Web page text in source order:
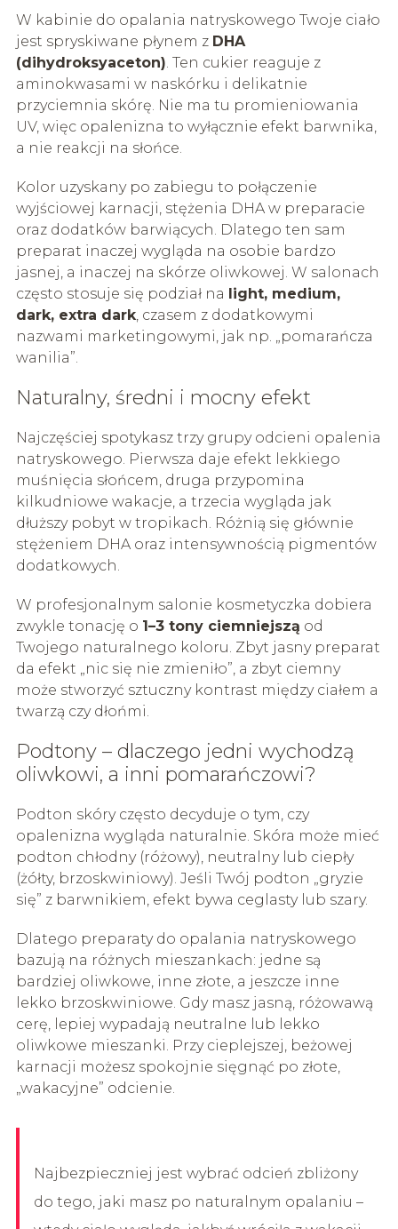
W kabinie do opalania natryskowego Twoje ciało
jest spryskiwane płynem z DHA
(dihydroksyaceton). Ten cukier reaguje z
aminokwasami w naskórku i delikatnie
przyciemnia skórę. Nie ma tu promieniowania
UV, więc opalenizna to wyłącznie efekt barwnika,
a nie reakcji na słońce.
Kolor uzyskany po zabiegu to połączenie
wyjściowej karnacji, stężenia DHA w preparacie
oraz dodatków barwiących. Dlatego ten sam
preparat inaczej wygląda na osobie bardzo
jasnej, a inaczej na skórze oliwkowej. W salonach
często stosuje się podział na
light, medium,
dark, extra dark, czasem z dodatkowymi
nazwami marketingowymi, jak np. „pomarańcza
wanilia”.
Naturalny, średni i mocny efekt
Najczęściej spotykasz trzy grupy odcieni opalenia
natryskowego. Pierwsza daje efekt lekkiego
muśnięcia słońcem, druga przypomina
kilkudniowe wakacje, a trzecia wygląda jak
dłuższy pobyt w tropikach. Różnią się głównie
stężeniem DHA oraz intensywnością pigmentów
dodatkowych.
W profesjonalnym salonie kosmetyczka dobiera
zwykle tonację o 1–3 tony ciemniejszą od
Twojego naturalnego koloru. Zbyt jasny preparat
da efekt „nic się nie zmieniło”, a zbyt ciemny
może stworzyć sztuczny kontrast między ciałem a
twarzą czy dłońmi.
Podtony – dlaczego jedni wychodzą
oliwkowi, a inni pomarańczowi?
Podton skóry często decyduje o tym, czy
opalenizna wygląda naturalnie. Skóra może mieć
podton chłodny (różowy), neutralny lub ciepły
(żółty, brzoskwiniowy). Jeśli Twój podton „gryzie
się” z barwnikiem, efekt bywa ceglasty lub szary.
Dlatego preparaty do opalania natryskowego
bazują na różnych mieszankach: jedne są
bardziej oliwkowe, inne złote, a jeszcze inne
lekko brzoskwiniowe. Gdy masz jasną, różowawą
cerę, lepiej wypadają neutralne lub lekko
oliwkowe mieszanki. Przy cieplejszej, beżowej
karnacji możesz spokojnie sięgnąć po złote,
„wakacyjne” odcienie.
Najbezpieczniej jest wybrać odcień zbliżony
do tego, jaki masz po naturalnym opalaniu –